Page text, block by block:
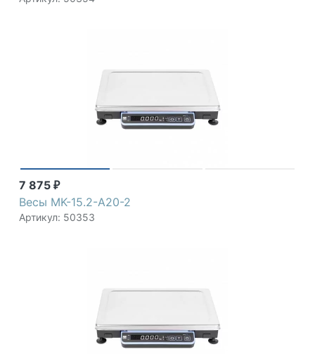
7 875 ₽
Весы MK-15.2-A20-2
Артикул: 50353